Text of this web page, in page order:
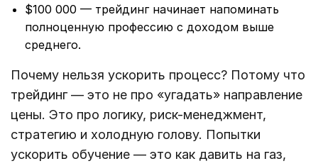
$100 000 — трейдинг начинает напоминать
полноценную профессию с доходом выше
среднего.
Почему нельзя ускорить процесс? Потому что
трейдинг — это не про «угадать» направление
цены. Это про логику, риск-менеджмент,
стратегию и холодную голову. Попытки
ускорить обучение — это как давить на газ,